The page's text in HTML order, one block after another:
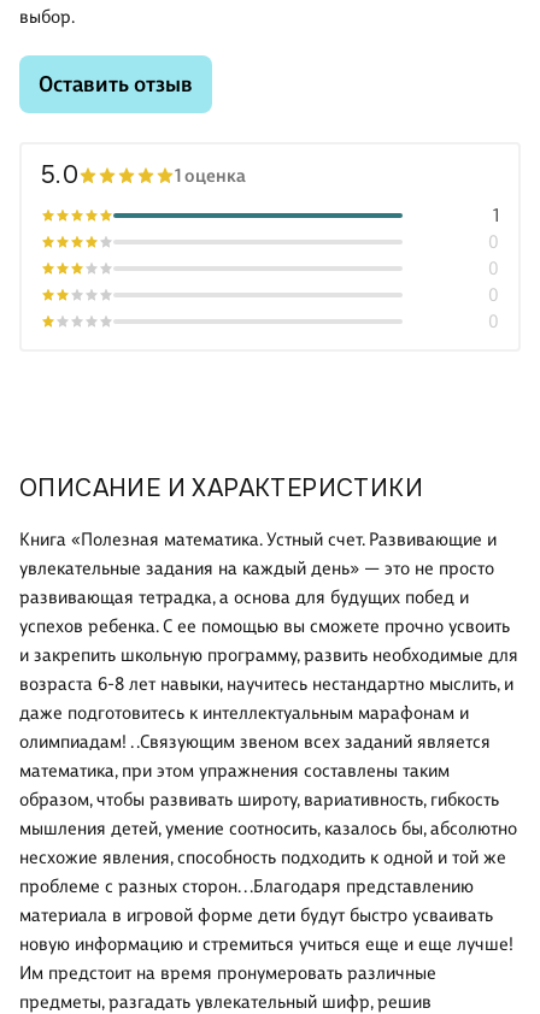
ОПИСАНИЕ И ХАРАКТЕРИСТИКИ
Книга «Полезная математика. Устный счет. Развивающие и
увлекательные задания на каждый день» — это не просто
развивающая тетрадка, а основа для будущих побед и
успехов ребенка. С ее помощью вы сможете прочно усвоить
и закрепить школьную программу, развить необходимые для
возраста 6-8 лет навыки, научитесь нестандартно мыслить, и
даже подготовитесь к интеллектуальным марафонам и
олимпиадам! . .Связующим звеном всех заданий является
математика, при этом упражнения составлены таким
образом, чтобы развивать широту, вариативность, гибкость
мышления детей, умение соотносить, казалось бы, абсолютно
несхожие явления, способность подходить к одной и той же
проблеме с разных сторон. . .Благодаря представлению
материала в игровой форме дети будут быстро усваивать
новую информацию и стремиться учиться еще и еще лучше!
Им предстоит на время пронумеровать различные
предметы, разгадать увлекательный шифр, решив
выбор.
Оставить отзыв
5.0 1 оценка
0
0
0
0
1